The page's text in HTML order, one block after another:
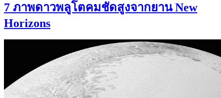
7 ภาพดาวพลูโตคมชัดสูงจากยาน New
Horizons